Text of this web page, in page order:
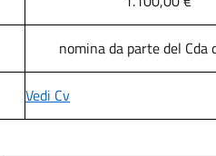
nomina da parte del
Vedi Cv